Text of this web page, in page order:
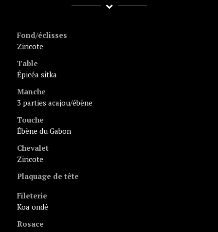
Fond/éclisses
ziricote
Table
épicéa sitka
Manche
3 parties acajou/ébène
Touche
ébène du Gabon
Chevalet
ziricote
Plaquage de tête
Fileterie
koa ondé
Rosace